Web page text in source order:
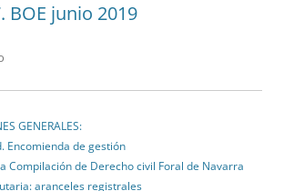
BOE junio 2019
GENERALES:
Encomienda de gestión
Compilación de Derecho civil Foral de Navarra
aranceles registrales